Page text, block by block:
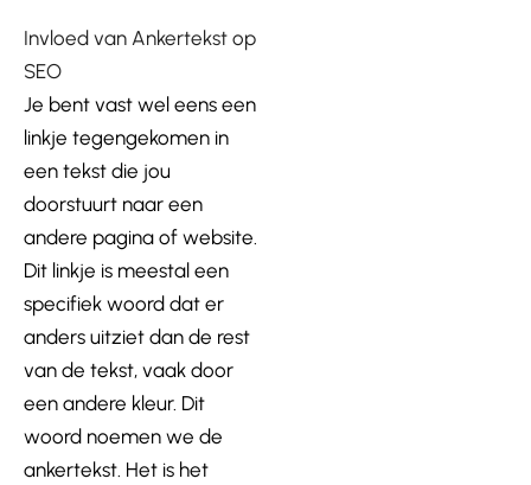
Invloed van Ankertekst op
SEO
Je bent vast wel eens een
linkje tegengekomen in
een tekst die jou
doorstuurt naar een
andere pagina of website.
Dit linkje is meestal een
specifiek woord dat er
anders uitziet dan de rest
van de tekst, vaak door
een andere kleur. Dit
woord noemen we de
ankertekst. Het is het